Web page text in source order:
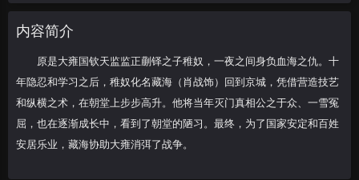
25
28 29 30
31 32 33
34 35
内容简介
原是大雍国钦天监监正蒯铎之子稚奴，一夜之间身负血海之仇。十
年隐忍和学习之后，稚奴化名藏海（肖战饰）回到京城，凭借营造技艺
和纵横之术，在朝堂上步步高升。他将当年灭门真相公之于众、一雪冤
屈，也在逐渐成长中，看到了朝堂的陋习。最终，为了国家安定和百姓
安居乐业，藏海协助大雍消弭了战争。